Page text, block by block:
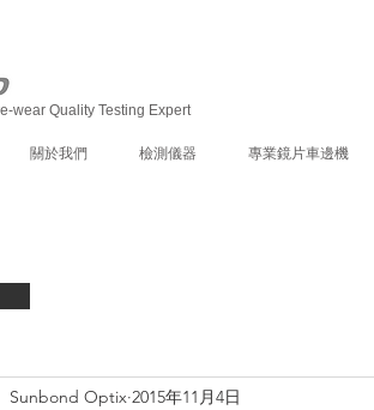
wear Quality Testing Expert
關於我們 檢測儀器 專業鏡片車邊機
Sunbond Optix 2015年11月4日